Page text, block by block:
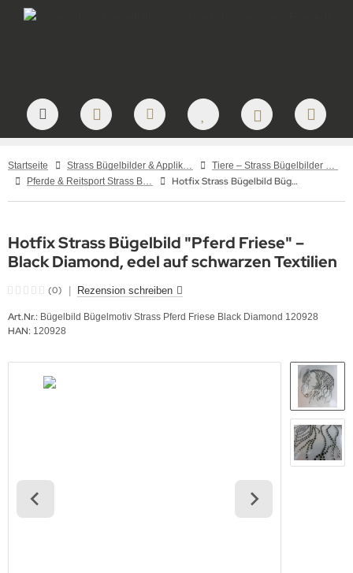
Startseite Strass Bügelbilder & Applikationen zum Aufbügeln
Tiere – Strass Bügelbilder & Motive
Pferde & Reitsport Strass Bügelbilder – Hotfix Applikationen für Pferdefreunde
Hotfix Strass Bügelbild Bügelmotiv Pferd Friese Black Diamond 120928
Hotfix Strass Bügelbild "Pferd Friese" –
Black Diamond, edel auf schwarzen Textilien
(0) Rezension schreiben
Art.Nr.: Bügelbild Bügelmotiv Strass Pferd Friese Black Diamond 120928
HAN: 120928